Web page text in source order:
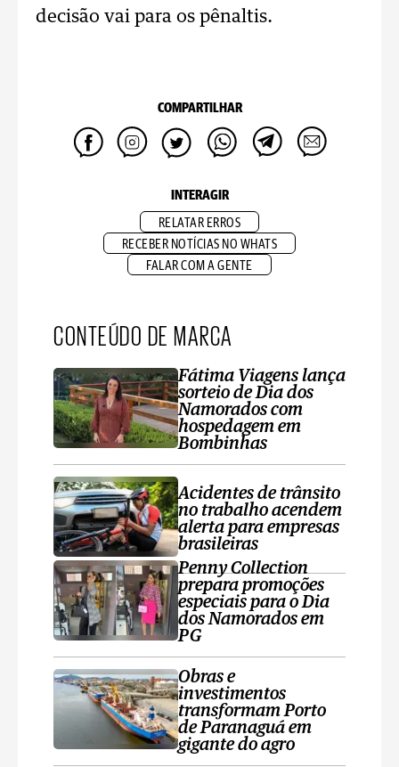
decisão vai para os pênaltis.
COMPARTILHAR
INTERAGIR
RELATAR ERROS
RECEBER NOTÍCIAS NO WHATS
FALAR COM A GENTE
CONTEÚDO DE MARCA
Fátima Viagens lança
sorteio de Dia dos
Namorados com
hospedagem em
Bombinhas
Acidentes de trânsito
no trabalho acendem
alerta para empresas
brasileiras
Penny Collection
prepara promoções
especiais para o Dia
dos Namorados em
PG
Obras e
investimentos
transformam Porto
de Paranaguá em
gigante do agro